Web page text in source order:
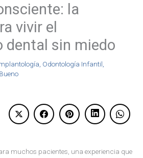
la
vivir el
sin miedo
, Odontología Infantil,
muchos pacientes, una experiencia que